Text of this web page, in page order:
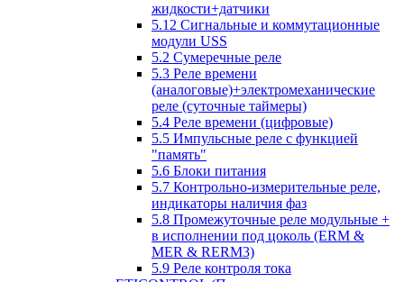
жидкости+датчики
5.12 Сигнальные и коммутационные
модули USS
5.2 Сумеречные реле
5.3 Реле времени
(аналоговые)+электромеханические
реле (суточные таймеры)
5.4 Реле времени (цифровые)
5.5 Импульсные реле с функцией
"память"
5.6 Блоки питания
5.7 Контрольно-измерительные реле,
индикаторы наличия фаз
5.8 Промежуточные реле модульные +
в исполнении под цоколь (ERM &
MER & RERM3)
5.9 Реле контроля тока